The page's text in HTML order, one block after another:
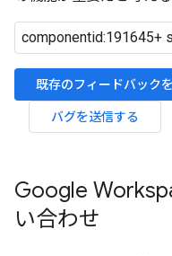
既存のフィードバック
バグを送信する
Google
い合わせ